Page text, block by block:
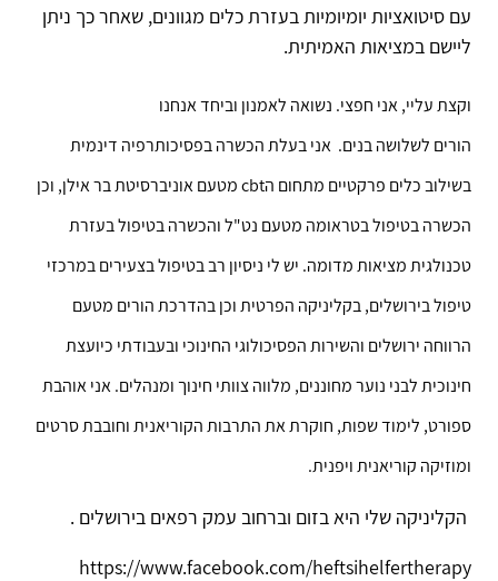
עם סיטואציות יומיומיות בעזרת כלים מגוונים, שאחר כך ניתן
ליישם במציאות האמיתית.
וקצת עליי, אני חפצי. נשואה לאמנון וביחד אנחנו
הורים לשלושה בנים. אני בעלת הכשרה בפסיכותרפיה דינמית
בשילוב כלים פרקטיים מתחום הcbtמטעם אוניברסיטת בר אילן, וכן
הכשרה בטיפול בטראומה מטעם נט"ל והכשרה בטיפול בעזרת
טכנולגית מציאות מדומה. יש לי ניסיון רב בטיפול בצעירים במרכזי
טיפול בירושלים, בקליניקה הפרטית וכן בהדרכת הורים מטעם
הרווחה ירושלים והשירות הפסיכולוגי החינוכי ובעבודתי כיועצת
חינוכית לבני נוער מחוננים, מלווה צוותי חינוך ומנהלים. אני אוהבת
ספורט, לימוד שפות, חוקרת את התרבות הקוריאנית וחובבת סרטים
ומוזיקה קוריאנית ויפנית.
הקליניקה שלי היא בזום וברחוב עמק רפאים בירושלים .
https://www.facebook.com/heftsihelfertherapy